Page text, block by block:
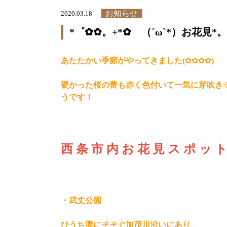
2020.03.18 お知らせ
*゜✿✿。+*✿ （´ω`*）お花見*
あたたかい季節がやってきました(✿✿✿✿)
硬かった桜の蕾も赤く色付いて一気に芽吹き
うです！
西 条 市 内 お 花 見 ス ポ ッ ト
・武丈公園
ひうち灘にそそぐ加茂川沿いにあり、